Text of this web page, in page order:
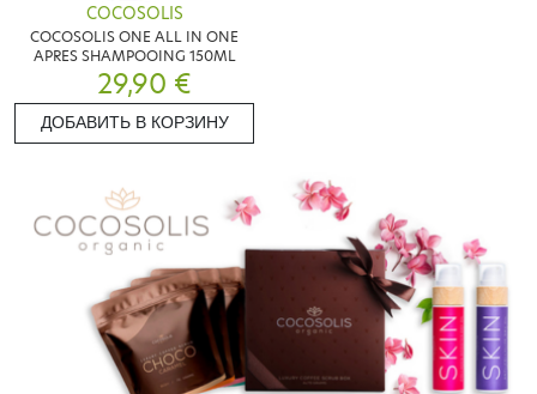
COCOSOLIS
COCOSOLIS ONE ALL IN ONE
APRES SHAMPOOING 150ML
29,90 €
ДОБАВИТЬ В КОРЗИНУ